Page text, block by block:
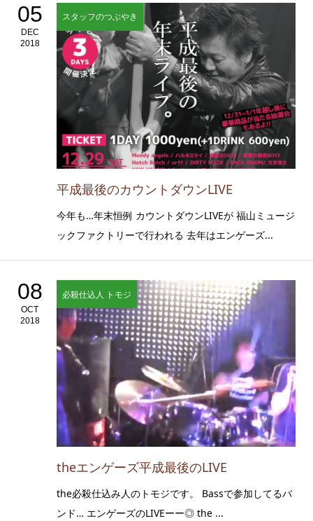
05
DEC
2018
スタッフのつぶやき
平成最後のカウントダウンLIVE
今年も…年末恒例 カウントダウンLIVEが 福山ミュージ
ックファクトリーで行われる 去年はエンゲーズ...
08
OCT
2018
必殺仕込人 トモジ
theエンゲーズ平成最後のLIVE
the必殺仕込み人のトモジです。 Bassで参加してるバ
ンド… エンゲーズのLIVEーー◎ the ...